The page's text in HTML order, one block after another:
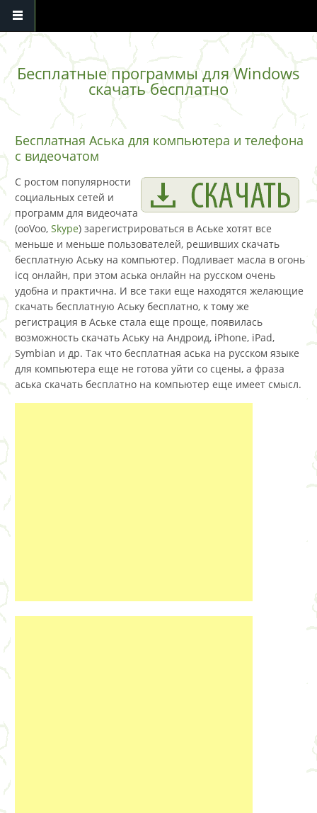
Перейти к основному содержанию
Бесплатные программы для Windows
скачать бесплатно
Бесплатная Аська для компьютера и телефона
с видеочатом
С ростом популярности
социальных сетей и
программ для видеочата
(ooVoo, Skype) зарегистрироваться в Аське хотят все
меньше и меньше пользователей, решивших скачать
бесплатную Аську на компьютер. Подливает масла в огонь
icq онлайн, при этом аська онлайн на русском очень
удобна и практична. И все таки еще находятся желающие
скачать бесплатную Аську бесплатно, к тому же
регистрация в Аське стала еще проще, появилась
возможность скачать Аську на Андроид, iPhone, iPad,
Symbian и др. Так что бесплатная аська на русском языке
для компьютера еще не готова уйти со сцены, а фраза
аська скачать бесплатно на компьютер еще имеет смысл.